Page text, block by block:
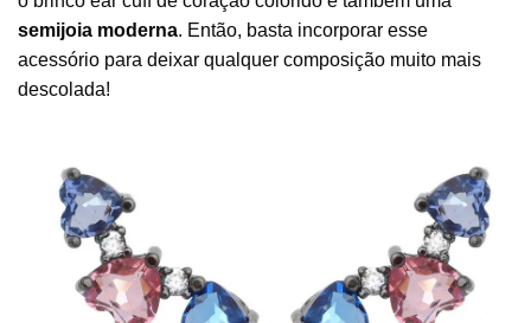
semijoia moderna. Então, basta incorporar esse
acessório para deixar qualquer composição muito mais
descolada!